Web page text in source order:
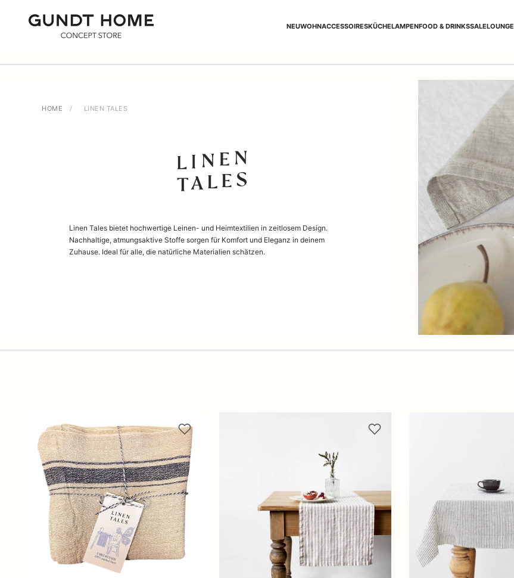
NEUWOHNACCESSOIRESKÜCHELAMPENFOOD & DRINKSSALELOUNGE
GUNDT HOME
HOME / LINEN TALES
Linen Tales bietet hochwertige Leinen- und Heimtextilien in zeitlosem Design.
Nachhaltige, atmungsaktive Stoffe sorgen für Komfort und Eleganz in deinem
Zuhause. Ideal für alle, die natürliche Materialien schätzen.